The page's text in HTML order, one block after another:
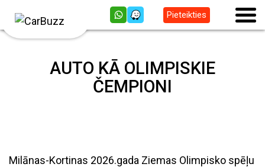
Pieteikties
AUTO KĀ OLIMPISKIE
ČEMPIONI
Milānas-Kortinas 2026.gada Ziemas Olimpisko spēļu